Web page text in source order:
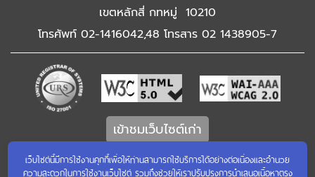
เขตหลักสี่ กทหมู่ 10210
โทรศัพท์ 02-1416042,48 โทรสาร 02 1438905-7
เข้าชมเว็บไซต์เก่า
เว็บไซต์นี้มีการใช้งานคุกกี้เพื่อให้ท่านสามารถใช้บริการได้อย่างต่อเนื่องและอำนวย
ความสะดวกในการใช้งานเว็บไซต์ รวมถึงช่วยให้เราปรับปรุงการนำเสนอเนื้อหาตรง